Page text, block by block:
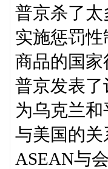
普京杀了
实施惩罚
商品的国
普京发表
为乌克兰
与美国的
ASEAN与